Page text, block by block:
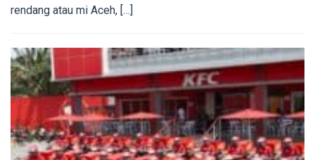
rendang atau mi Aceh, […]